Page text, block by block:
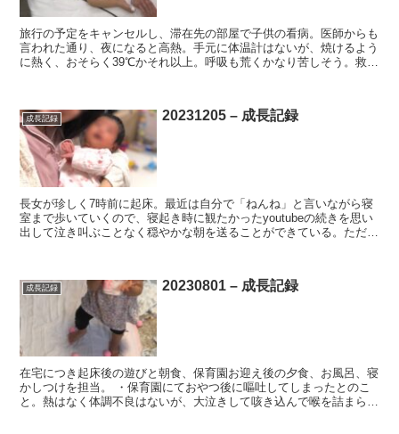
旅行の予定をキャンセルし、滞在先の部屋で子供の看病。医師からも
言われた通り、夜になると高熱。手元に体温計はないが、焼けるよう
に熱く、おそらく39℃かそれ以上。呼吸も荒くかなり苦しそう。救急
成長記録 20231205 – 成長記録
長女が珍しく7時前に起床。最近は自分で「ねんね」と言いながら寝
室まで歩いていくので、寝起き時に観たかったyoutubeの続きを思い
出して泣き叫ぶことなく穏やかな朝を送ることができている。ただ、
成長記録 20230801 – 成長記録
在宅につき起床後の遊びと朝食、保育園お迎え後の夕食、お風呂、寝
かしつけを担当。 ・保育園にておやつ後に嘔吐してしまったとのこ
と。熱はなく体調不良はないが、大泣きして咳き込んで喉を詰まらせ